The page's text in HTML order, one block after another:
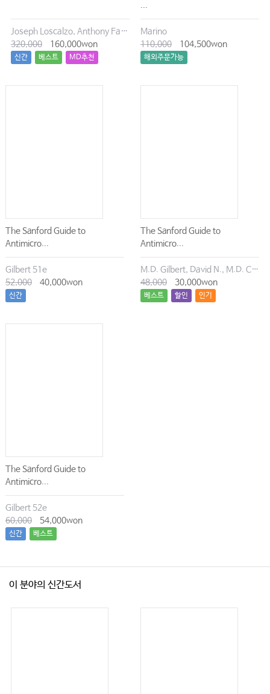
Joseph Loscalzo, Anthony Fauci, Dennis Kasper, Stephen Hauser, Dan Longo, J. Larry Jameson
320,000
160,000won
신간 베스트 MD추천
...
Marino
110,000
104,500won
해외주문가능
The Sanford Guide to
Antimicro...
Gilbert 51e
52,000
40,000won
신간
The Sanford Guide to
Antimicro...
M.D. Gilbert, David N., M.D. Chambers, Henry F., M.D. Eliopoulos, George M., M.D. Saag, Michael S., M.D. Pavia, Andrew T.
48,000
30,000won
베스트 할인 인기
The Sanford Guide to
Antimicro...
Gilbert 52e
60,000
54,000won
신간 베스트
이 분야의 신간도서